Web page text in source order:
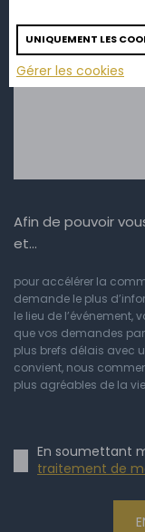
Afin de pouvoir
et…
pour accélérer la
demande le plus
le lieu de l’événement,
que vos demandes
plus brefs délais avec
convient, nous
plus agréables de la
En soumettant
traitement de
UNIQUEMENT LES
Gérer les cookies